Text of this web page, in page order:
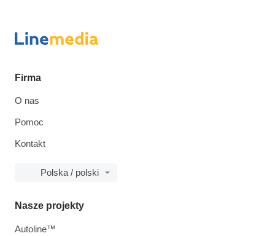
Firma
O nas
Pomoc
Kontakt
Polska / polski
Nasze projekty
Autoline™